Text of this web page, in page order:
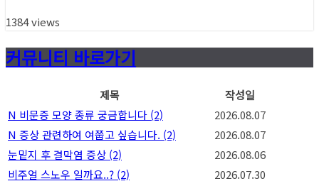
1384 views
커뮤니티 바로가기
제목
작성일
N 비문증 모양 종류 궁금합니다 (2)
2026.08.07
N 증상 관련하여 여쭙고 싶습니다. (2)
2026.08.07
눈밑지 후 결막염 증상 (2)
2026.08.06
비주얼 스노우 일까요..? (2)
2026.07.30